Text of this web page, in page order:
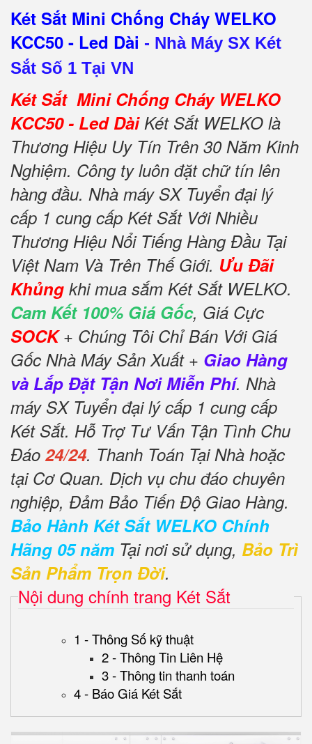
Két Sắt Mini Chống Cháy WELKO
KCC50 - Led Dài - Nhà Máy SX Két
Sắt Số 1 Tại VN
Két Sắt Mini Chống Cháy WELKO
KCC50 - Led DàiKét Sắt WELKO là
Thương Hiệu Uy Tín Trên 30 Năm Kinh
Nghiệm. Công ty luôn đặt chữ tín lên
hàng đầu. Nhà máy SX Tuyển đại lý
cấp 1 cung cấp Két Sắt Với Nhiều
Thương Hiệu Nổi Tiếng Hàng Đầu Tại
Việt Nam Và Trên Thế Giới. Ưu Đãi
Khủng khi mua sắm Két Sắt WELKO.
Cam Kết 100% Giá Gốc, Giá Cực
SOCK+ Chúng Tôi Chỉ Bán Với Giá
Gốc Nhà Máy Sản Xuất + Giao Hàng
và Lắp Đặt Tận Nơi Miễn Phí. Nhà
máy SX Tuyển đại lý cấp 1 cung cấp
Két Sắt. Hỗ Trợ Tư Vấn Tận Tình Chu
Đáo 24/24. Thanh Toán Tại Nhà hoặc
tại Cơ Quan. Dịch vụ chu đáo chuyên
nghiệp, Đảm Bảo Tiến Độ Giao Hàng.
Bảo Hành Két Sắt WELKO Chính
Hãng 05 năm Tại nơi sử dụng, Bảo Trì
Sản Phẩm Trọn Đời.
Nội dung chính trang Két Sắt
1 - Thông Số kỹ thuật
2 - Thông Tin Liên Hệ
3 - Thông tin thanh toán
4 - Báo Giá Két Sắt